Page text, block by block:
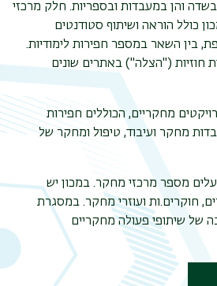
והן במעבדות ובספריות. חלק מרכזי
כולל הוראה ושיתוף סטודנטים
בין השאר במספר חפירות לימודיות.
חוזיות ("הצלה") באתרים שונים
מחקריים, הכוללים חפירות
מחקר ועיבוד, טיפול ומחקר של
מספר מרכזי מחקר. במכון יש
חוקרים.ות ועוזרי מחקר. במסגרת
של שיתופי פעולה מחקריים